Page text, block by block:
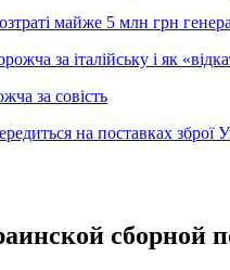
майже 5 млн грн
за італійську і як
за совість
на поставках зброї
сборной